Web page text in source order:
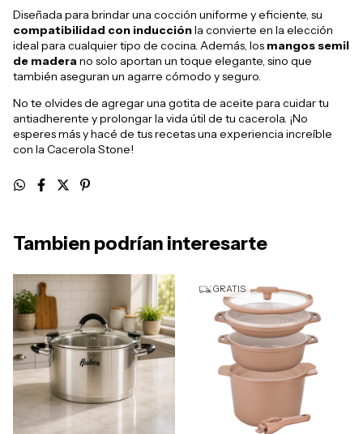
Diseñada para brindar una cocción uniforme y eficiente, su
compatibilidad con inducciónla convierte en la elección
ideal para cualquier tipo de cocina. Además, los mangos semil
de maderano solo aportan un toque elegante, sino que
también aseguran un agarre cómodo y seguro.
No te olvides de agregar una gotita de aceite para cuidar tu
antiadherente y prolongar la vida útil de tu cacerola. ¡No
esperes más y hacé de tus recetas una experiencia increíble
con la Cacerola Stone!
Tambien podrían interesarte
GRATIS